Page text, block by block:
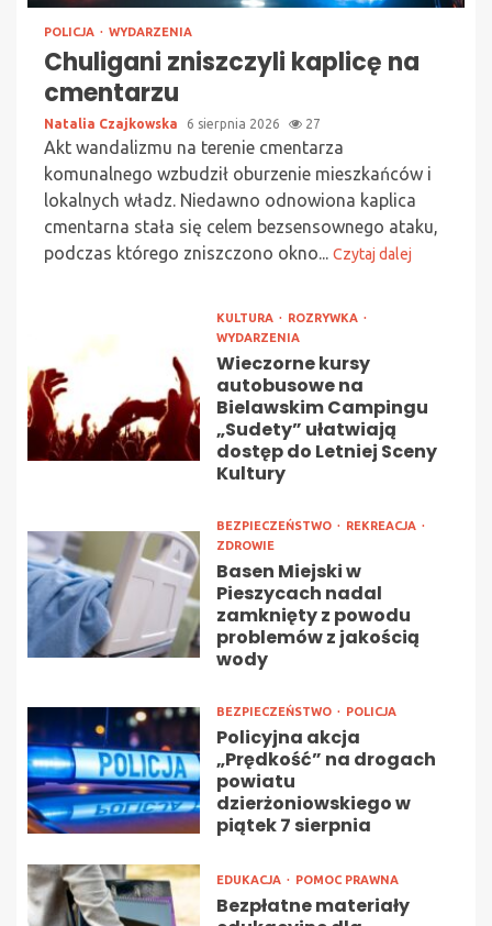
POLICJA WYDARZENIA
Chuligani zniszczyli kaplicę na
cmentarzu
Natalia Czajkowska 6 sierpnia 2026 27
Akt wandalizmu na terenie cmentarza
komunalnego wzbudził oburzenie mieszkańców i
lokalnych władz. Niedawno odnowiona kaplica
cmentarna stała się celem bezsensownego ataku,
podczas którego zniszczono okno... Czytaj dalej
KULTURA
ROZRYWKA
WYDARZENIA
Wieczorne kursy
autobusowe na
Bielawskim Campingu
„Sudety” ułatwiają
dostęp do Letniej Sceny
Kultury
BEZPIECZEŃSTWO
REKREACJA
ZDROWIE
Basen Miejski w
Pieszycach nadal
zamknięty z powodu
problemów z jakością
wody
BEZPIECZEŃSTWO POLICJA
Policyjna akcja
„Prędkość” na drogach
powiatu
dzierżoniowskiego w
piątek 7 sierpnia
EDUKACJA POMOC PRAWNA
Bezpłatne materiały